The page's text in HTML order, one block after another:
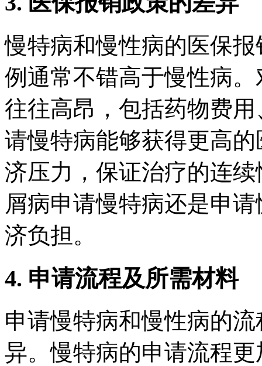
慢特病和慢性病的医保
例通常不错高于慢性病
往往高昂，包括药物费
请慢特病能够获得更高
济压力，保证治疗的连
屑病申请慢特病还是申
济负担。
4. 申请流程及所需材料
申请慢特病和慢性病的
异。慢特病的申请流程